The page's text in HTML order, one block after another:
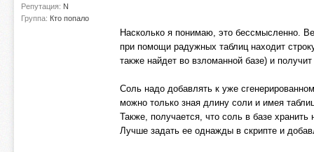
Репутация: N
Группа: Кто попало
Насколько я понимаю, это бессмысленно.
при помощи радужных таблиц находит
также найдет во взломанной базе) и
Соль надо добавлять к уже
можно только зная длину соли и имея
Также, получается, что соль в базе
Лучше задать ее однажды в скрипте и